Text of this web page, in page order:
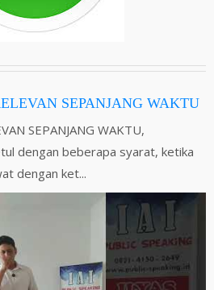
SEPANJANG WAKTU
SEPANJANG WAKTU,
dengan beberapa syarat, ketika
dengan ket...